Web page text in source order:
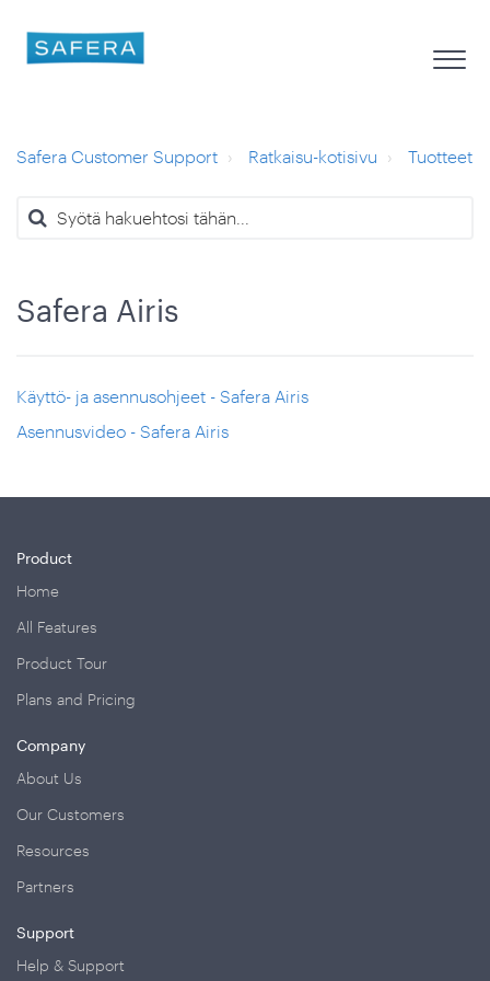
Safera Customer Support Ratkaisu-kotisivu Tuotteet
Safera Airis
Käyttö- ja asennusohjeet - Safera Airis
Asennusvideo - Safera Airis
Product
Home
All Features
Product Tour
Plans and Pricing
Company
About Us
Our Customers
Resources
Partners
Support
Help & Support